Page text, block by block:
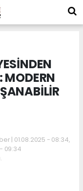
MODERN
| 01.08.2025 - 08:34,
09:34